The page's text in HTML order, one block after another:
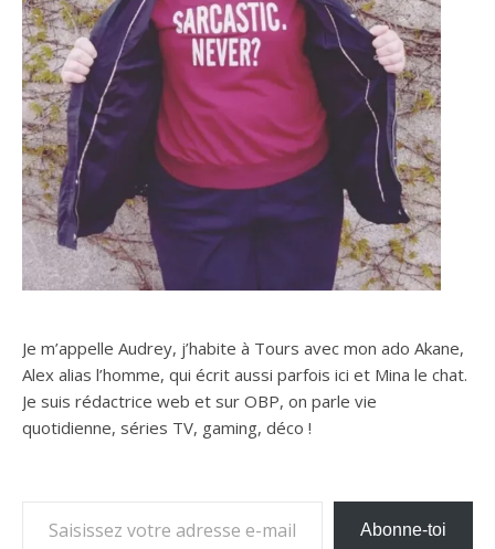
Je m’appelle Audrey, j’habite à Tours avec mon ado Akane,
Alex alias l’homme, qui écrit aussi parfois ici et Mina le chat.
Je suis rédactrice web et sur OBP, on parle vie
quotidienne, séries TV, gaming, déco !
Abonne-toi